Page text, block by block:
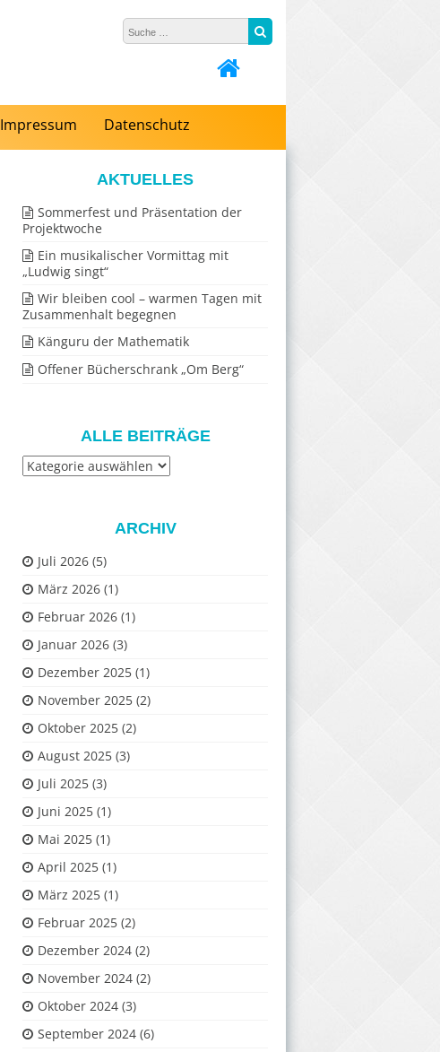
Impressum Datenschutz
AKTUELLES
Sommerfest und Präsentation der
Projektwoche
Ein musikalischer Vormittag mit
„Ludwig singt“
Wir bleiben cool – warmen Tagen mit
Zusammenhalt begegnen
Känguru der Mathematik
Offener Bücherschrank „Om Berg“
ALLE BEITRÄGE
Alle
ARCHIV
Juli 2026 (5)
März 2026 (1)
Februar 2026 (1)
Januar 2026 (3)
Dezember 2025 (1)
November 2025 (2)
Oktober 2025 (2)
August 2025 (3)
Juli 2025 (3)
Juni 2025 (1)
Mai 2025 (1)
April 2025 (1)
März 2025 (1)
Februar 2025 (2)
Dezember 2024 (2)
November 2024 (2)
Oktober 2024 (3)
September 2024 (6)